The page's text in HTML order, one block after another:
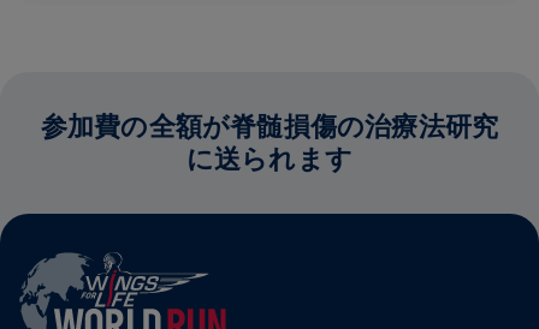
参加費の全額が脊髄損傷の治療法研究
に送られます